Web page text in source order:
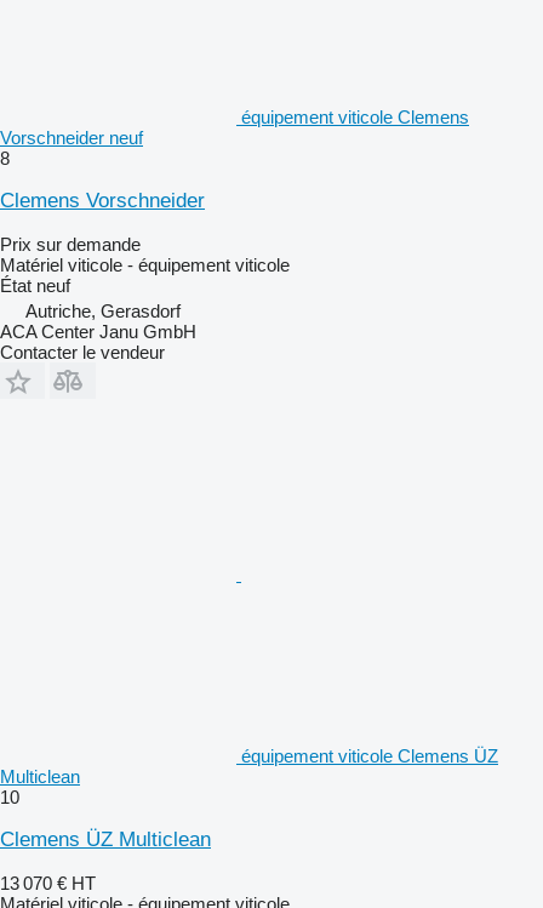
équipement viticole Clemens
Vorschneider neuf
8
Clemens Vorschneider
Prix sur demande
Matériel viticole - équipement viticole
État neuf
Autriche, Gerasdorf
ACA Center Janu GmbH
Contacter le vendeur
équipement viticole Clemens ÜZ
Multiclean
10
Clemens ÜZ Multiclean
13 070 € HT
Matériel viticole - équipement viticole